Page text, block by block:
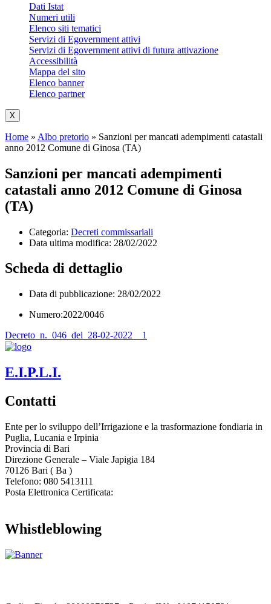
Dati Istat
Numeri utili
Elenco siti tematici
Servizi di Egovernment attivi
Servizi di Egovernment attivi di futura attivazione
Accessibilità
Mappa del sito
Elenco banner
Elenco partner
X
Home » Albo pretorio » Sanzioni per mancati adempimenti catastali
anno 2012 Comune di Ginosa (TA)
Sanzioni per mancati adempimenti
catastali anno 2012 Comune di Ginosa
(TA)
Categoria: Decreti commissariali
Data ultima modifica: 28/02/2022
Scheda di dettaglio
Data di pubblicazione: 28/02/2022
Numero:2022/0046
Decreto_n._046_del_28-02-2022__1
E.I.P.L.I.
Contatti
Ente per lo sviluppo dell’Irrigazione e la trasformazione fondiaria in
Puglia, Lucania e Irpinia
Provincia di Bari
Direzione Generale – Viale Japigia 184
70126 Bari ( Ba )
Telefono: 080 5413111
Posta Elettronica Certificata:
Whistleblowing